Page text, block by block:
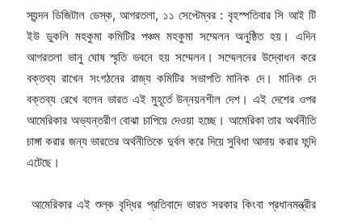
স্যন্দন ডিজিটাল ডেস্ক, আগরতলা, ১১ সেপ্টেম্বর : বৃহস্পতিবার সি আই টি
ইউ ডুকলি মহকুমা কমিটির পঞ্চম মহকুমা সম্মেলন অনুষ্ঠিত হয়। এদিন
আগরতলা ভানু ঘোষ স্মৃতি ভবনে হয় সম্মেলন। সম্মেলনের উদ্বোধন করে
বক্তব্য রাখেন সংগঠনের রাজ্য কমিটির সভাপতি মানিক দে। মানিক দে
বক্তব্য রেখে বলেন ভারত এই মুহূর্তে উন্নয়নশীল দেশ। এই দেশের ওপর
আমেরিকার অভ্যন্তরীণ বোঝা চাপিয়ে দেওয়া হচ্ছে। আমেরিকা তার অর্থনীতি
চাঙ্গা করার জন্য ভারতের অর্থনীতিকে দুর্বল করে দিয়ে সুবিধা আদায় করার ফন্দি
এটেছে।
আমেরিকার এই শুল্ক বৃদ্ধির প্রতিবাদে ভারত সরকার কিংবা প্রধানমন্ত্রীর